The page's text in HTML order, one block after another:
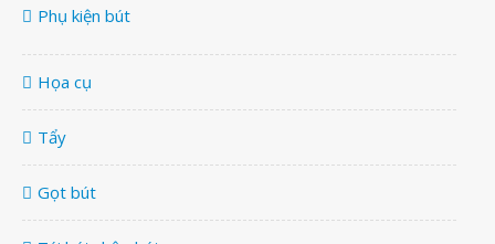
Phụ kiện bút
Họa cụ
Tẩy
Gọt bút